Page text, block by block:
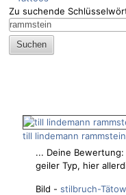
Zu suchende
till lindemann rammstein
... Deine
geiler Typ, hier
Bild - stilbruch-